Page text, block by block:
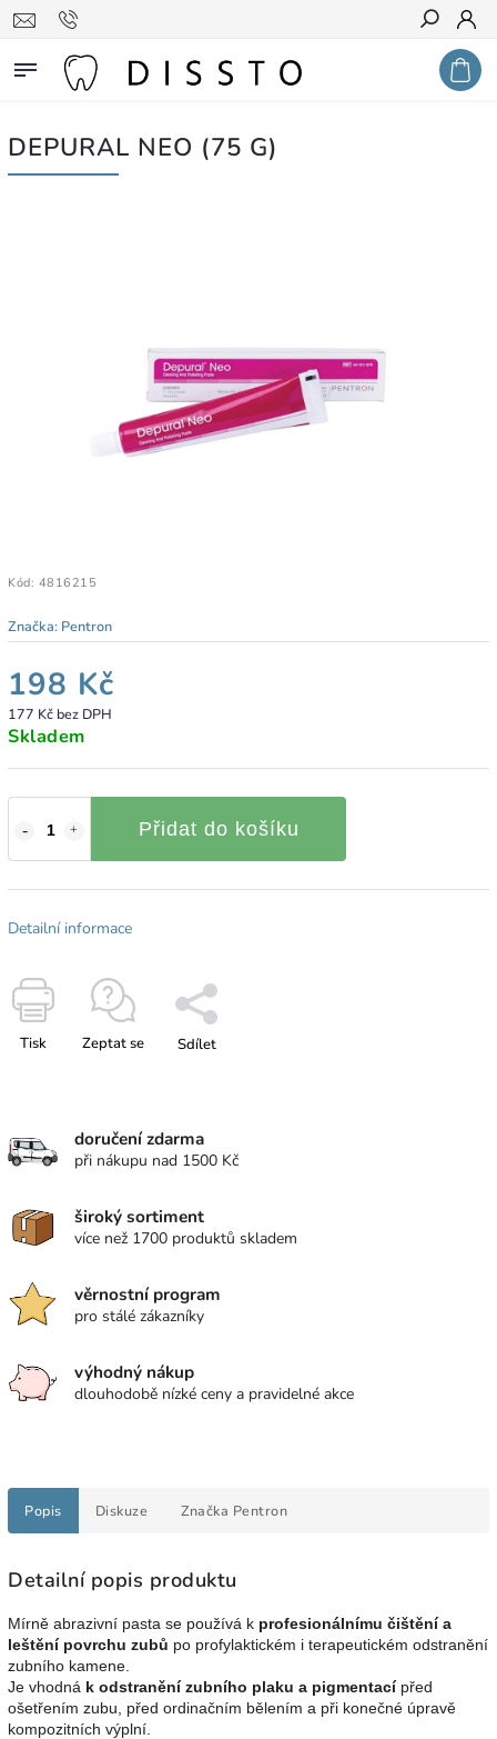
Hledat
DEPURAL NEO (75 G)
Kód: 4816215
Značka: Pentron
198 Kč
177 Kč bez DPH
Skladem
Přidat do košíku
Detailní informace
Tisk Zeptat se Sdílet
doručení zdarma
při nákupu nad 1500 Kč
široký sortiment
více než 1700 produktů skladem
věrnostní program
pro stálé zákazníky
výhodný nákup
dlouhodobě nízké ceny a pravidelné akce
Popis Diskuze Značka Pentron
Detailní popis produktu
Mírně abrazivní pasta se používá k profesionálnímu čištění a
leštění povrchu zubů po profylaktickém i terapeutickém odstranění
zubního kamene.
Je vhodná k odstranění zubního plaku a pigmentacípřed
ošetřením zubu, před ordinačním bělením a při konečné úpravě
kompozitních výplní.